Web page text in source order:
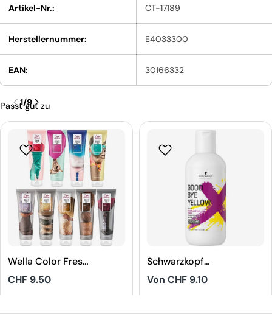
Artikel-Nr.: CT-17189
Herstellernummer: E4033300
EAN: 30166332
Passt gut zu
Wella Color Fresh
Mask
Regulärer
CHF 9.50
Schwarzkopf
Professional
Goodbye Yellow
Regulärer
Von CHF 9.10
1/9